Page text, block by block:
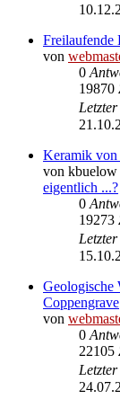
Freilaufende
von
0
19870
Keramik von
von kbuelow
eigentlich ...?
0
19273
Geologische
Coppengrave
von
0
22105